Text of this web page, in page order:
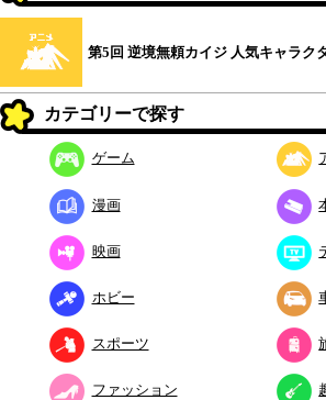
第5回 逆境無頼カイジ 人気キャラク
カテゴリーで探す
ゲーム
漫画
映画
ホビー
スポーツ
ファッション